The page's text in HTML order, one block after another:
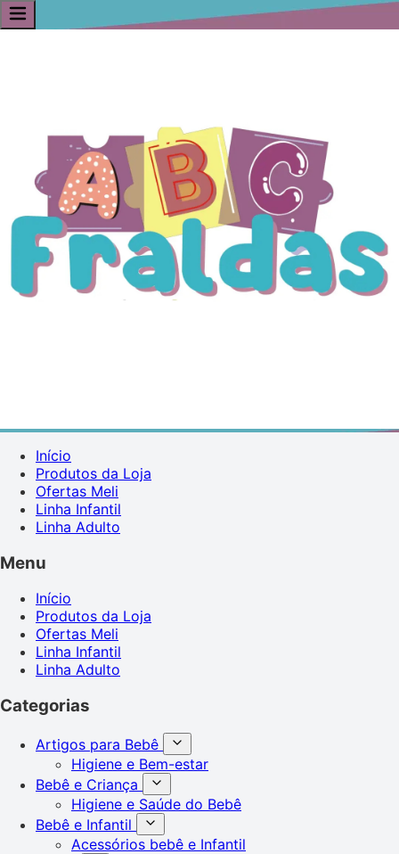
Início
Produtos da Loja
Ofertas Meli
Linha Infantil
Linha Adulto
Menu
Início
Produtos da Loja
Ofertas Meli
Linha Infantil
Linha Adulto
Categorias
Artigos para Bebê
Higiene e Bem-estar
Bebê e Criança
Higiene e Saúde do Bebê
Bebê e Infantil
Acessórios bebê e Infantil